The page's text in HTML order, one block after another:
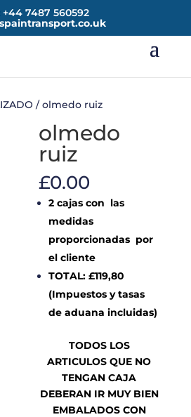
+44 7487 560592
/ olmedo ruiz
olmedo
ruiz
£0.00
2 cajas con las
medidas
proporcionadas por
el cliente
TOTAL: £119,80
(Impuestos y tasas
de aduana incluidas)
TODOS LOS
ARTICULOS QUE NO
TENGAN CAJA
DEBERAN IR MUY BIEN
EMBALADOS CON